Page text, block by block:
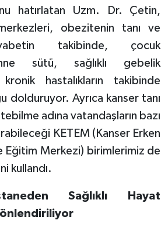
hatırlatan Uzm. Dr. Çetin,
obezitenin tanı ve
takibinde, çocuk
sütü, sağlıklı gebelik
hastalıkların takibinde
dolduruyor. Ayrıca kanser tanı
adına vatandaşların bazı
KETEM (Kanser Erken
Eğitim Merkezi) birimlerimiz de
kullandı.
Sağlıklı Hayat